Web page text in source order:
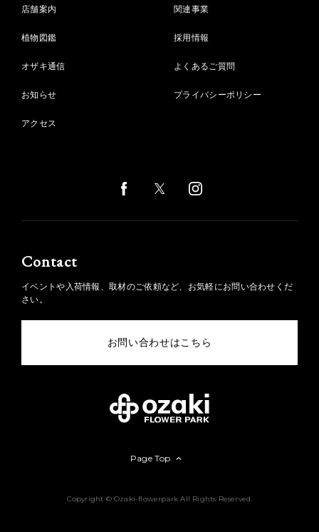
店舗案内
植物図鑑
オザキ通信
お知らせ
アクセス
関連事業
採用情報
よくあるご質問
プライバシーポリシー
Contact
イベントや入荷情報、取材のご依頼など、お気軽にお問い合わせくだ
さい。
お問い合わせはこちら
Copyright © Ozaki-flowerpark All Rights Reserved.
Page Top